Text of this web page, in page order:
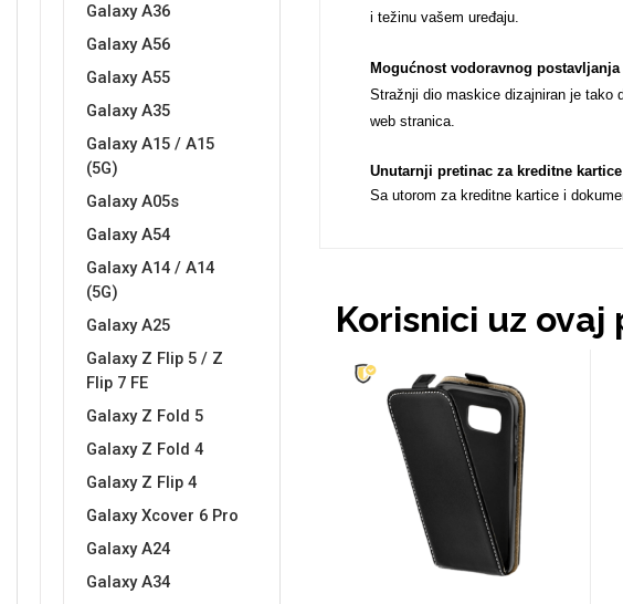
Galaxy A36
Galaxy A56
Galaxy A55
Galaxy A35
Galaxy A15 / A15
(5G)
Galaxy A05s
Galaxy A54
Galaxy A14 / A14
(5G)
Galaxy A25
Galaxy Z Flip 5 / Z
Flip 7 FE
Galaxy Z Fold 5
Galaxy Z Fold 4
Galaxy Z Flip 4
Galaxy Xcover 6 Pro
Galaxy A24
Galaxy A34
i težinu vašem uređaju.
Mogućnost vodoravnog
Stražnji dio maskice dizajniran je tako
web stranica.
Unutarnji pretinac za kreditne
Sa utorom za kreditne kartice i
Korisnici uz
Love motivi I Need Some Space
Quotes Collection
Zodiac Halloween